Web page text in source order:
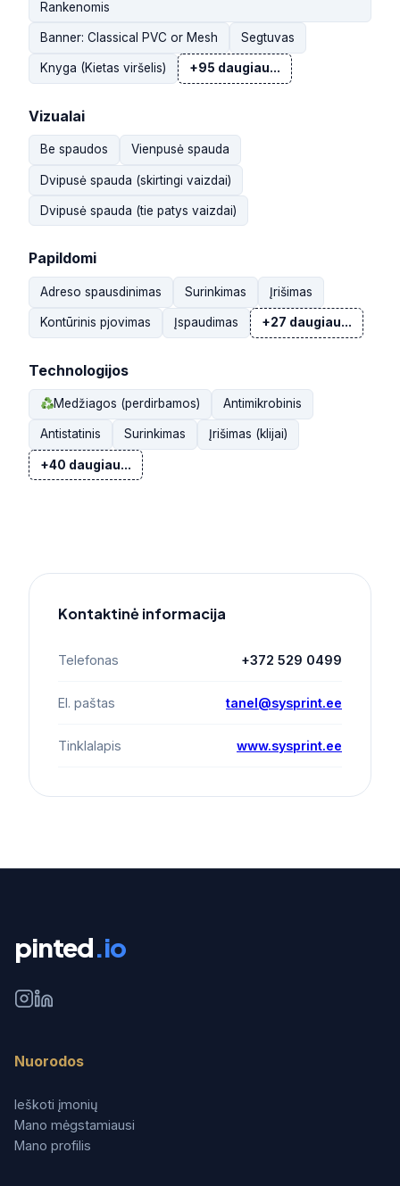
Rankenomis
Banner: Classical PVC or Mesh Segtuvas
Knyga (Kietas viršelis) +95 daugiau...
Vizualai
Be spaudos Vienpusė spauda
Dvipusė spauda (skirtingi vaizdai)
Dvipusė spauda (tie patys vaizdai)
Papildomi
Adreso spausdinimas Surinkimas Įrišimas
Kontūrinis pjovimas Įspaudimas +27 daugiau...
Technologijos
Medžiagos (perdirbamos) Antimikrobinis
Antistatinis Surinkimas Įrišimas (klijai)
+40 daugiau...
Kontaktinė informacija
Telefonas +372 529 0499
El. paštas tanel@sysprint.ee
Tinklalapis www.sysprint.ee
pinted.io
Nuorodos
Ieškoti įmonių
Mano mėgstamiausi
Mano profilis